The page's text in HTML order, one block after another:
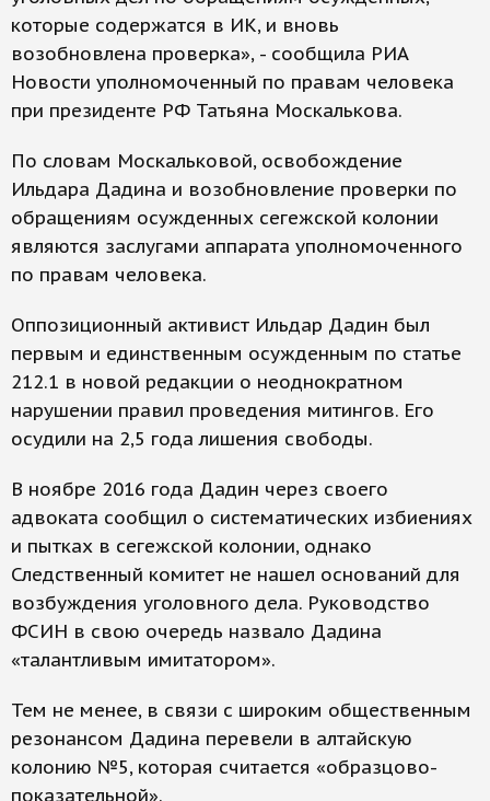
которые содержатся в ИК, и вновь
возобновлена проверка», - сообщила РИА
Новости уполномоченный по правам человека
при президенте РФ Татьяна Москалькова.
По словам Москальковой, освобождение
Ильдара Дадина и возобновление проверки по
обращениям осужденных сегежской колонии
являются заслугами аппарата уполномоченного
по правам человека.
Оппозиционный активист Ильдар Дадин был
первым и единственным осужденным по статье
212.1 в новой редакции о неоднократном
нарушении правил проведения митингов. Его
осудили на 2,5 года лишения свободы.
В ноябре 2016 года Дадин через своего
адвоката сообщил о систематических избиениях
и пытках в сегежской колонии, однако
Следственный комитет не нашел оснований для
возбуждения уголовного дела. Руководство
ФСИН в свою очередь назвало Дадина
«талантливым имитатором».
Тем не менее, в связи с широким общественным
резонансом Дадина перевели в алтайскую
колонию №5, которая считается «образцово-
показательной».